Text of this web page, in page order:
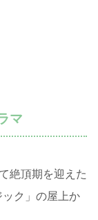
マ
絶頂期を迎えた
ク」の屋上か